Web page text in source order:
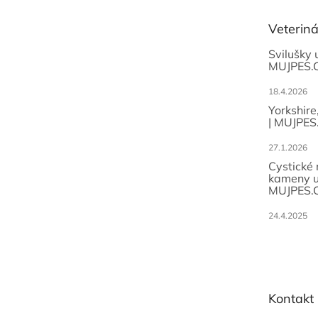
Svilušky
18.4.2026
|
27.1.2026
Cystické
kameny
24.4.2025
Kontakt